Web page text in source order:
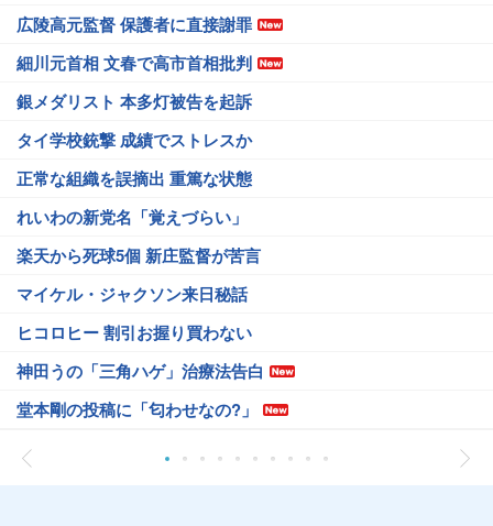
広陵高元監督 保護者に直接謝罪
細川元首相 文春で高市首相批判
銀メダリスト 本多灯被告を起訴
タイ学校銃撃 成績でストレスか
正常な組織を誤摘出 重篤な状態
れいわの新党名「覚えづらい」
楽天から死球5個 新庄監督が苦言
マイケル・ジャクソン来日秘話
ヒコロヒー 割引お握り買わない
神田うの「三角ハゲ」治療法告白
堂本剛の投稿に「匂わせなの?」